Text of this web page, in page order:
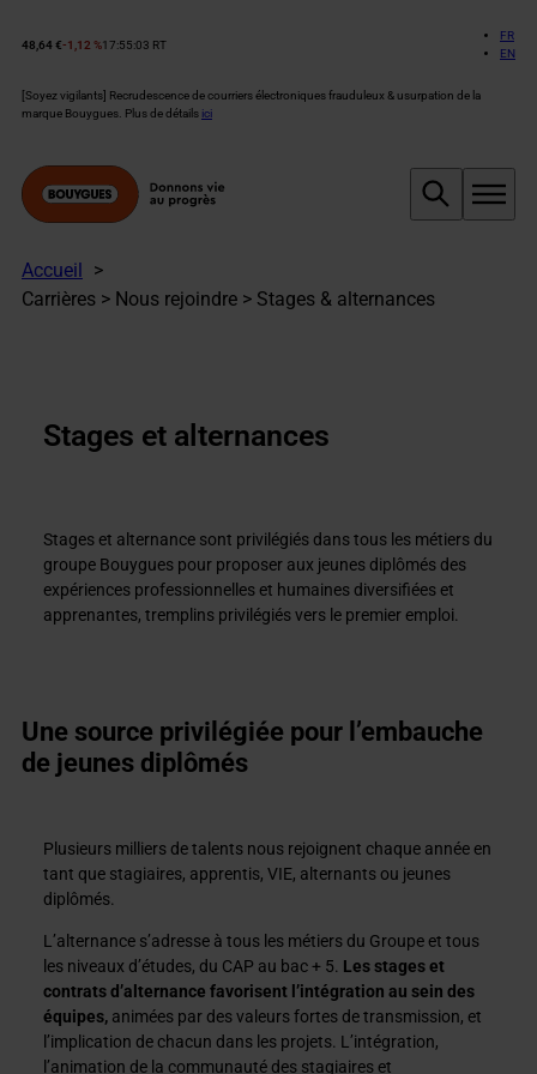
[Soyez vigilants] Recrudescence de courriers électroniques frauduleux & usurpation de la
marque Bouygues. Plus de détails ici
Cours
l’action
Bouygues :
48,64 €-1,12 %17:55:03 RT
FR
EN
Accueil
Carrières > Nous rejoindre > Stages & alternances
Stages et alternances
Stages et alternance sont privilégiés dans tous les métiers du
groupe Bouygues pour proposer aux jeunes diplômés des
expériences professionnelles et humaines diversifiées et
apprenantes, tremplins privilégiés vers le premier emploi.
Une source privilégiée pour l’embauche
de jeunes diplômés
Plusieurs milliers de talents nous rejoignent chaque année en
tant que stagiaires, apprentis, VIE, alternants ou jeunes
diplômés.
L’alternance s’adresse à tous les métiers du Groupe et tous
les niveaux d’études, du CAP au bac + 5. Les stages et
contrats d’alternance favorisent l’intégration au sein des
équipes, animées par des valeurs fortes de transmission, et
l’implication de chacun dans les projets. L’intégration,
l’animation de la communauté des stagiaires et